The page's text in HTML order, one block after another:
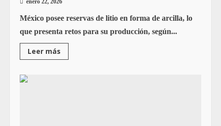
enero 22, 2026
México posee reservas de litio en forma de arcilla, lo
que presenta retos para su producción, según...
Leer más